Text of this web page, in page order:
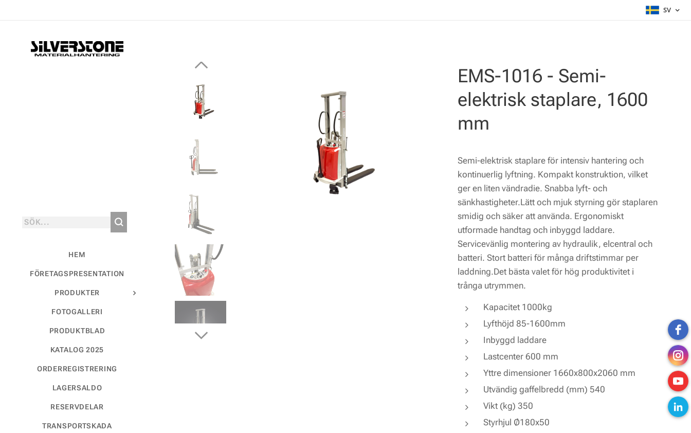
SV
HEM
FÖRETAGSPRESENTATION
PRODUKTER
FOTOGALLERI
PRODUKTBLAD
KATALOG 2025
ORDERREGISTRERING
LAGERSALDO
RESERVDELAR
TRANSPORTSKADA
EMS-1016 - Semi-
elektrisk staplare, 1600
mm
Semi-elektrisk staplare för intensiv hantering och
kontinuerlig lyftning. Kompakt konstruktion, vilket
ger en liten vändradie. Snabba lyft- och
sänkhastigheter.Lätt och mjuk styrning gör staplaren
smidig och säker att använda. Ergonomiskt
utformade handtag och inbyggd laddare.
Servicevänlig montering av hydraulik, elcentral och
batteri. Stort batteri för många driftstimmar per
laddning.Det bästa valet för hög produktivitet i
trånga utrymmen.
Kapacitet 1000kg
Lyfthöjd 85-1600mm
Inbyggd laddare
Lastcenter 600 mm
Yttre dimensioner 1660x800x2060 mm
Utvändig gaffelbredd (mm) 540
Vikt (kg) 350
Styrhjul Ø180x50